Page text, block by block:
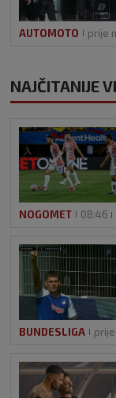
AUTOMOTO prije
NAJČITANIJE
NOGOMET 08:46
BUNDESLIGA